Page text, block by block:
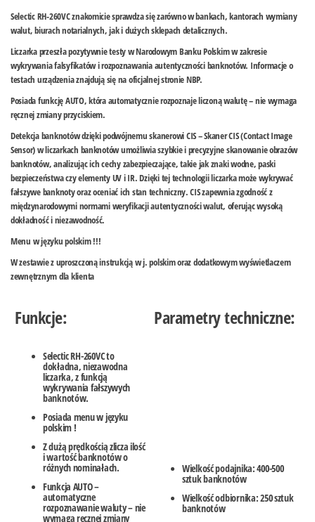
Selectic RH-260VC znakomicie sprawdza się zarówno w bankach, kantorach wymiany
walut, biurach notarialnych, jak i dużych sklepach detalicznych.
Liczarka przeszła pozytywnie testy w Narodowym Banku Polskim w zakresie
wykrywania falsyfikatów i rozpoznawania autentyczności banknotów. Informacje o
testach urządzenia znajdują się na oficjalnej stronie NBP.
Posiada funkcję AUTO, która automatycznie rozpoznaje liczoną walutę – nie wymaga
ręcznej zmiany przyciskiem.
Detekcja banknotów dzięki podwójnemu skanerowi CIS – Skaner CIS (Contact Image
Sensor) w liczarkach banknotów umożliwia szybkie i precyzyjne skanowanie obrazów
banknotów, analizując ich cechy zabezpieczające, takie jak znaki wodne, paski
bezpieczeństwa czy elementy UV i IR. Dzięki tej technologii liczarka może wykrywać
fałszywe banknoty oraz oceniać ich stan techniczny. CIS zapewnia zgodność z
międzynarodowymi normami weryfikacji autentyczności walut, oferując wysoką
dokładność i niezawodność.
Menu w języku polskim !!!
W zestawie z uproszczoną instrukcją w j. polskim oraz dodatkowym wyświetlaczem
zewnętrznym dla klienta
Funkcje: Parametry techniczne:
Selectic RH-260VCto
dokładna, niezawodna
liczarka, z funkcją
wykrywania fałszywych
banknotów.
Posiada menu w języku
polskim !
Z dużą prędkością zlicza ilość
i wartość banknotów o
różnych nominałach.
Funkcja AUTO –
automatyczne
rozpoznawanie waluty – nie
wymaga ręcznej zmiany
Wielkość podajnika: 400-500
sztuk banknotów
Wielkość odbiornika: 250 sztuk
banknotów